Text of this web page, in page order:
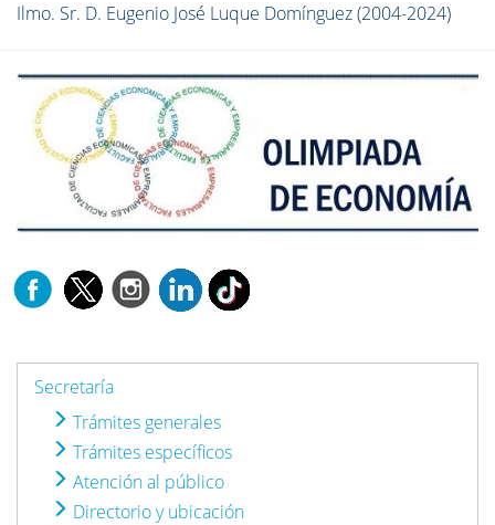
Ilmo. Sr. D. Eugenio José Luque Domínguez (2004-2024)
Secretaría
Trámites generales
Trámites específicos
Atención al público
Directorio y ubicación